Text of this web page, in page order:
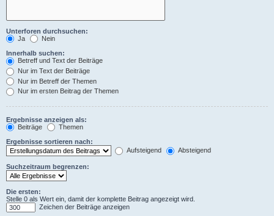
Unterforen durchsuchen:
Ja
Nein
Innerhalb suchen:
Betreff und Text der Beiträge
Nur im Text der Beiträge
Nur im Betreff der Themen
Nur im ersten Beitrag der Themen
Ergebnisse anzeigen als:
Beiträge
Themen
Ergebnisse sortieren nach:
Aufsteigend
Absteigend
Suchzeitraum begrenzen:
Die ersten:
Stelle 0 als Wert ein, damit der komplette Beitrag angezeigt wird.
Zeichen der Beiträge anzeigen